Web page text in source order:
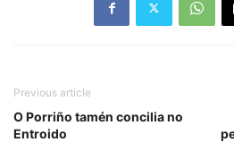
Previous article
O Porriño tamén concilia no
Entroido